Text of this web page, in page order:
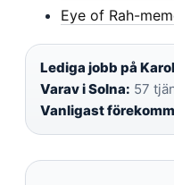
Eye of Rah-
Lediga jobb på
Varav i Solna: 57
Vanligast